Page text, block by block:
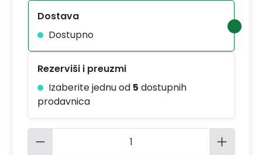
Dostava
Dostupno
Rezerviši i preuzmi
Izaberite jednu od 5 dostupnih
prodavnica
Količina proizvoda: Unesite